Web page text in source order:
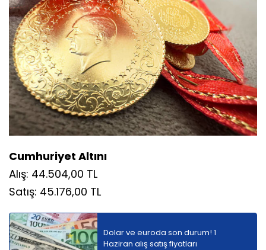
Cumhuriyet Altını
Alış: 44.504,00 TL
Satış: 45.176,00 TL
Dolar ve euroda son durum! 1
Haziran alış satış fiyatları